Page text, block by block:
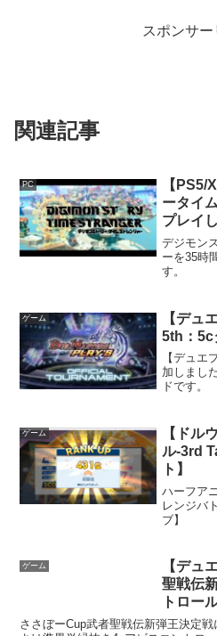
スポンサー
関連記事
PC
【PS5/
ータイ
プレイ
【
デジモン
ーを35時
す。
ゲーム
【デュ
5th：5c
【デュエ
加しまし
ドです。
ゲーム
【ドル
ル-3rd
ト】
ハーフア
レンジバ
ブ】
ゲーム
【デュ
聖戦伝
トロー
ささぼーCup武者聖戦伝新弾王決定